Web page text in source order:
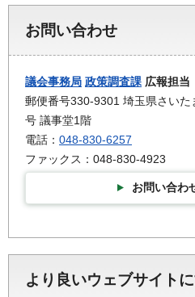
お問い合わせ
議会事務局 政策調査課 広報担当
郵便番号330-9301 埼玉県さいた
号 議事堂1階
電話： 048-830-6257
ファックス：048-830-4923
お問い合わ
より良いウェブサイト